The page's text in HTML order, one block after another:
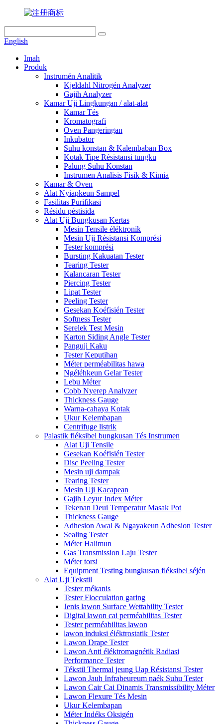
English
Imah
Produk
Instrumén Analitik
Kjeldahl Nitrogén Analyzer
Gajih Analyzer
Kamar Uji Lingkungan / alat-alat
Kamar Tés
Kromatografi
Oven Pangeringan
Inkubator
Suhu konstan & Kalembaban Box
Kotak Tipe Résistansi tungku
Palung Suhu Konstan
Instrumen Analisis Fisik & Kimia
Kamar & Oven
Alat Nyiapkeun Sampel
Fasilitas Purifikasi
Résidu péstisida
Alat Uji Bungkusan Kertas
Mesin Tensile éléktronik
Mesin Uji Résistansi Komprési
Tester komprési
Bursting Kakuatan Tester
Tearing Tester
Kalancaran Tester
Piercing Tester
Lipat Tester
Peeling Tester
Gesekan Koéfisién Tester
Softness Tester
Serelek Test Mesin
Karton Siding Angle Tester
Panguji Kaku
Tester Keputihan
Méter perméabilitas hawa
Ngéléhkeun Gelar Tester
Lebu Méter
Cobb Nyerep Analyzer
Thickness Gauge
Warna-cahaya Kotak
Ukur Kelembapan
Centrifuge listrik
Palastik fléksibel bungkusan Tés Instrumen
Alat Uji Tensile
Gesekan Koéfisién Tester
Disc Peeling Tester
Mesin uji dampak
Tearing Tester
Mesin Uji Kacapean
Gajih Leyur Index Méter
Tekenan Deui Temperatur Masak Pot
Thickness Gauge
Adhesion Awal & Ngayakeun Adhesion Tester
Sealing Tester
Méter Halimun
Gas Transmission Laju Tester
Méter torsi
Equipment Testing bungkusan fléksibel séjén
Alat Uji Tekstil
Tester mékanis
Tester Flocculation garing
Jenis lawon Surface Wettability Tester
Digital lawon cai perméabilitas Tester
Tester perméabilitas lawon
lawon induksi éléktrostatik Tester
Lawon Drape Tester
Lawon Anti éléktromagnétik Radiasi
Performance Tester
Tékstil Thermal jeung Uap Résistansi Tester
Lawon Jauh Infrabeureum naék Suhu Tester
Lawon Cair Cai Dinamis Transmissibility Méter
Lawon Flexure Tés Mesin
Ukur Kelembapan
Méter Indéks Oksigén